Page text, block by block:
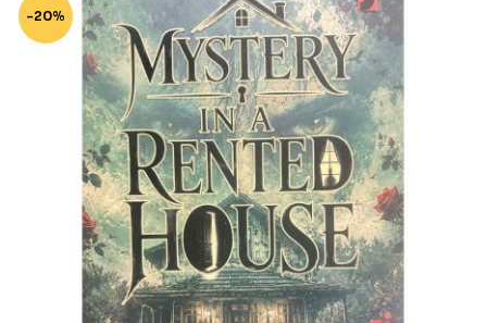
-20%